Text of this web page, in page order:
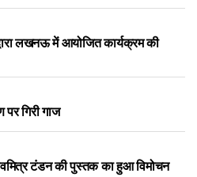
लखनऊ में आयोजित कार्यक्रम की
गिरी गाज
टंडन की पुस्तक का हुआ विमोचन